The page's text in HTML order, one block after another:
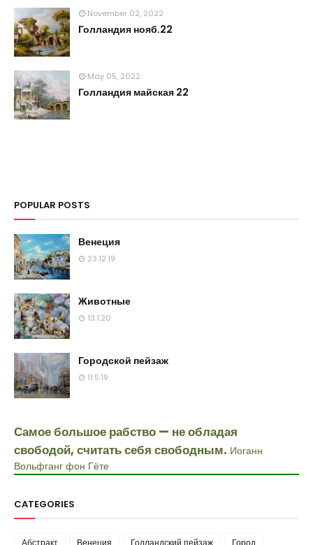
November 02, 2022
Голландия нояб.22
May 05, 2022
Голландия майская 22
POPULAR POSTS
Венеция
23.12.19
Животные
13.1.20
Городской пейзаж
11.5.19
Самое большое рабство — не обладая
свободой, считать себя свободным. Иоганн
Вольфганг фон Гёте
CATEGORIES
Абстракт Венеция Голландский пейзаж Город